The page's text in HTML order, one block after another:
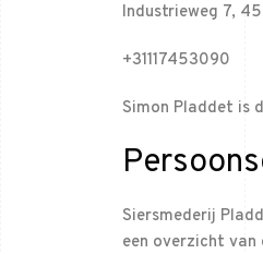
Industrieweg 7,
+31117453090
Simon Pladdet is
Siersmederij
een overzicht van